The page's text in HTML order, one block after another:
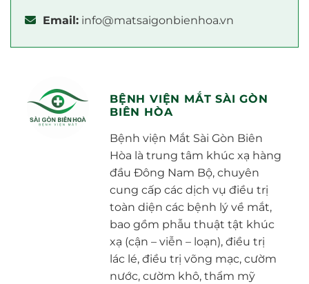
Email: info@matsaigonbienhoa.vn
BỆNH VIỆN MẮT SÀI GÒN
BIÊN HÒA
Bệnh viện Mắt Sài Gòn Biên
Hòa là trung tâm khúc xạ hàng
đầu Đông Nam Bộ, chuyên
cung cấp các dịch vụ điều trị
toàn diện các bệnh lý về mắt,
bao gồm phẫu thuật tật khúc
xạ (cận – viễn – loạn), điều trị
lác lé, điều trị võng mạc, cườm
nước, cườm khô, thẩm mỹ